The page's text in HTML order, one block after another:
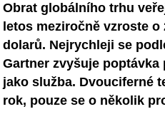
Obrat globálního trhu
letos meziročně vzroste
dolarů. Nejrychleji se
Gartner zvyšuje
jako služba. Dvouciferné
rok, pouze se o několik